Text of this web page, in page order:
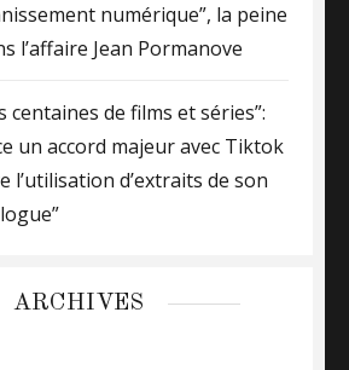
numérique”, la peine
l’affaire Jean Pormanove
centaines de films et séries”:
un accord majeur avec Tiktok
l’utilisation d’extraits de son
ARCHIVES